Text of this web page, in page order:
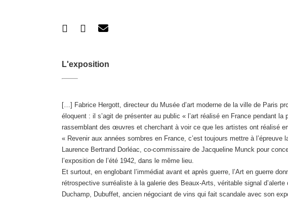
L'exposition
[…] Fabrice Hergott, directeur du Musée d’art moderne de la ville de Paris
éloquent : il s’agit de présenter au public « l’art réalisé en France pendant
rassemblant des œuvres et cherchant à voir ce que les artistes ont réalisé
« Revenir aux années sombres en France, c’est toujours mettre à
Laurence Bertrand Dorléac, co-commissaire de Jacqueline Munck pour
l’exposition de l’été 1942, dans le même lieu.
Et surtout, en englobant l’immédiat avant et après guerre, l’Art en guerre
rétrospective surréaliste à la galerie des Beaux-Arts, véritable signal
Duchamp, Dubuffet, ancien négociant de vins qui fait scandale avec son